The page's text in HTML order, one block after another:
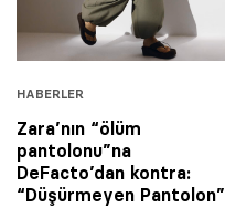
HABERLER
Zara’nın “ölüm
pantolonu”na
DeFacto’dan kontra:
“Düşürmeyen Pantolon”